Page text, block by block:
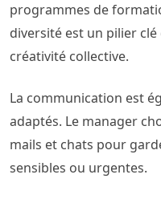
programmes de
diversité est un pilier
créativité collective.
La communication est
adaptés. Le manager
mails et chats pour
sensibles ou urgentes.